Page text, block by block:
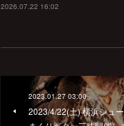
2026.07.22 16:02
2023.01.27 03:00
2023/4/22(土) 横浜シュ